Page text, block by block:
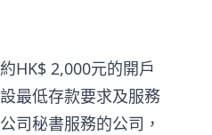
HK$ 2,000元的開戶
最低存款要求及服務
司秘書服務的公司，